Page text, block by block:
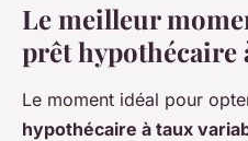
Le meilleur
prêt hypothécaire
Le moment idéal pour
hypothécaire à taux